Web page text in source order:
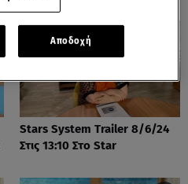
Stars System Trailer 8/6/24
Στις 13:10 Στο Star
Αποδοχή